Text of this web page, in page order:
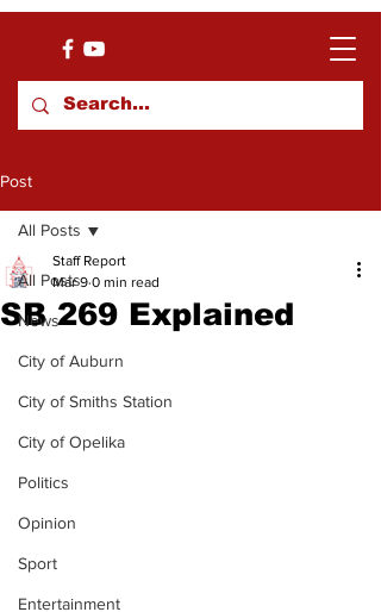
Post
All Posts
News
City of Auburn
City of Smiths Station
City of Opelika
Politics
Opinion
Sport
Entertainment
All Posts
SB 269 Explained
Staff Report
Mar 9 0 min read